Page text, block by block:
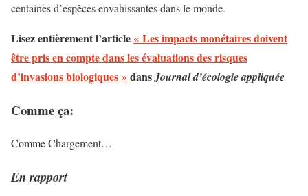
centaines d’espèces envahissantes dans le monde.
Lisez entièrement l’article« Les impacts monétaires doivent
être pris en compte dans les évaluations des risques
d’invasions biologiques »dansJournal d’écologie appliquée
Comme ça:
CommeChargement…
En rapport